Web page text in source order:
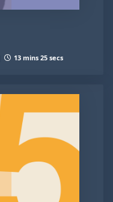
13 mins 25 secs